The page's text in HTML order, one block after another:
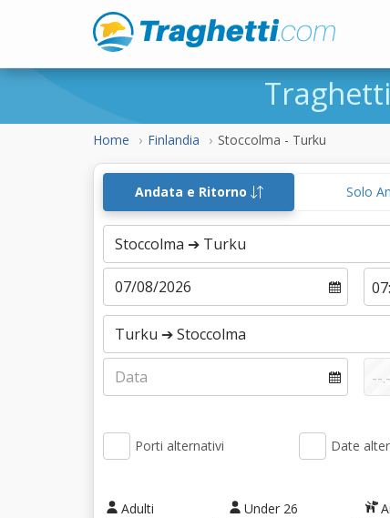
Traghetti
Home Finlandia Stoccolma - Turku
Andata e Ritorno Solo
Porti alternativi Date
Adulti Under 26